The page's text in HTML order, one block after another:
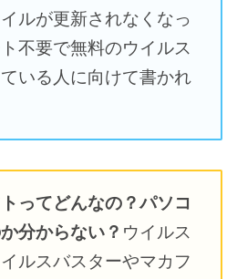
ルが更新されなくなっ
不要で無料のウイルス
いる人に向けて書かれ
ってどんなの？パソコ
分からない？ ウイルス
ルスバスターやマカフ